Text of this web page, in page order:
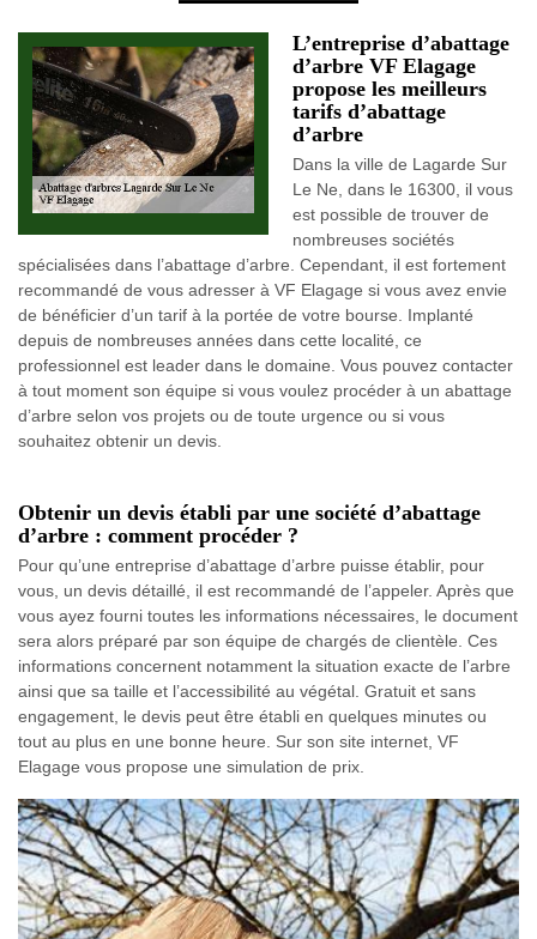
L’entreprise d’abattage
d’arbre VF Elagage
propose les meilleurs
tarifs d’abattage
d’arbre
Dans la ville de Lagarde Sur
Le Ne, dans le 16300, il vous
est possible de trouver de
nombreuses sociétés
spécialisées dans l’abattage d’arbre. Cependant, il est fortement
recommandé de vous adresser à VF Elagage si vous avez envie
de bénéficier d’un tarif à la portée de votre bourse. Implanté
depuis de nombreuses années dans cette localité, ce
professionnel est leader dans le domaine. Vous pouvez contacter
à tout moment son équipe si vous voulez procéder à un abattage
d’arbre selon vos projets ou de toute urgence ou si vous
souhaitez obtenir un devis.
Obtenir un devis établi par une société d’abattage
d’arbre : comment procéder ?
Pour qu’une entreprise d’abattage d’arbre puisse établir, pour
vous, un devis détaillé, il est recommandé de l’appeler. Après que
vous ayez fourni toutes les informations nécessaires, le document
sera alors préparé par son équipe de chargés de clientèle. Ces
informations concernent notamment la situation exacte de l’arbre
ainsi que sa taille et l’accessibilité au végétal. Gratuit et sans
engagement, le devis peut être établi en quelques minutes ou
tout au plus en une bonne heure. Sur son site internet, VF
Elagage vous propose une simulation de prix.